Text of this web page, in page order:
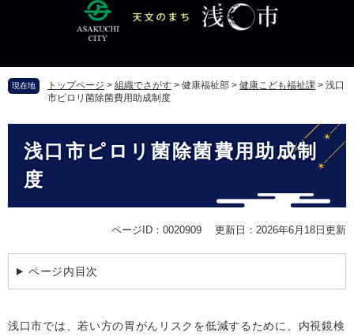
頭
す
飛
し
現在地 トップページ > 組織でさがす > 健康福祉部 > 健康こども福祉課 > 浅口
市ピロリ菌除菌費用助成制度
浅口市ピロリ菌除菌費用助成制
度
ページID：0020909 更新日：2026年6月18日更新
ページ内目次
浅口市では、若い方の胃がんリスクを低減するために、内視鏡検